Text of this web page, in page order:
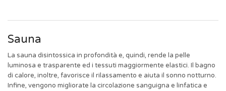
Sauna
La sauna disintossica in profondità e, quindi, rende la pelle
luminosa e trasparente ed i tessuti maggiormente elastici. Il bagno
di calore, inoltre, favorisce il rilassamento e aiuta il sonno notturno.
Infine, vengono migliorate la circolazione sanguigna e linfatica e